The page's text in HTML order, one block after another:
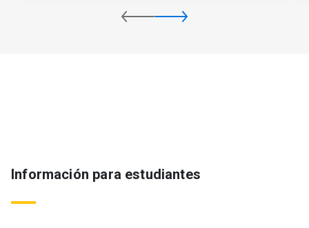
Información para estudiantes